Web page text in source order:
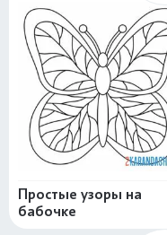
Простые узоры на
бабочке